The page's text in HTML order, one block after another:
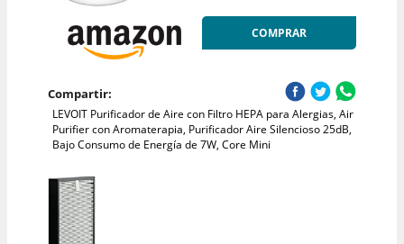
COMPRAR
Compartir:
LEVOIT Purificador de Aire con Filtro HEPA para Alergias, Air
Purifier con Aromaterapia, Purificador Aire Silencioso 25dB,
Bajo Consumo de Energía de 7W, Core Mini